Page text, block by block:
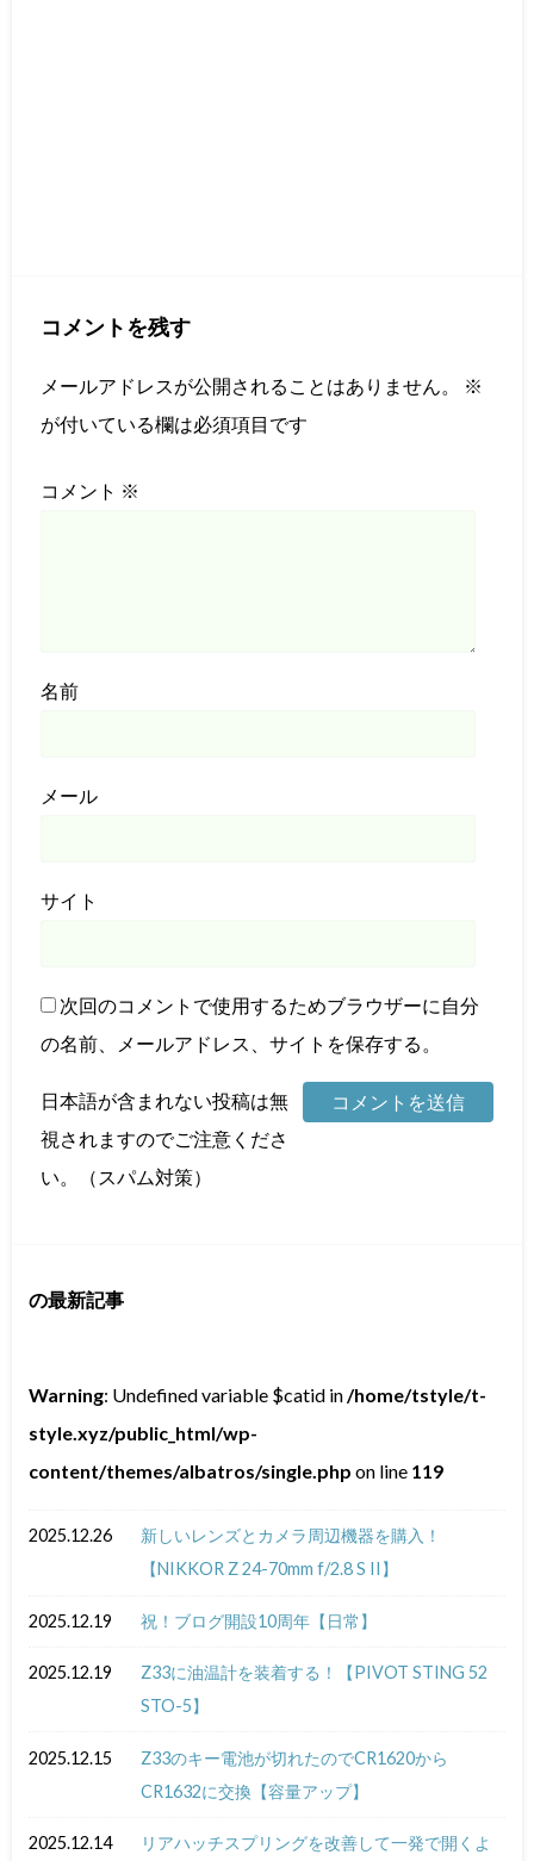
コメントを残す
メールアドレスが公開されることはありません。
※
が付いている欄は必須項目です
コメント ※
名前
メール
サイト
次回のコメントで使用するためブラウザーに自分
の名前、メールアドレス、サイトを保存する。
日本語が含まれない投稿は無
視されますのでご注意くださ
い。（スパム対策）
の最新記事
Warning: Undefined variable $catid in/home/tstyle/t-
style.xyz/public_html/wp-
content/themes/albatros/single.php on line 119
2025.12.26
新しいレンズとカメラ周辺機器を購入！
【NIKKOR Z 24-70mm f/2.8 S II】
2025.12.19 祝！ブログ開設10周年【日常】
2025.12.19
Z33に油温計を装着する！【PIVOT STING 52
STO-5】
2025.12.15
Z33のキー電池が切れたのでCR1620から
CR1632に交換【容量アップ】
2025.12.14 リアハッチスプリングを改善して一発で開くよ